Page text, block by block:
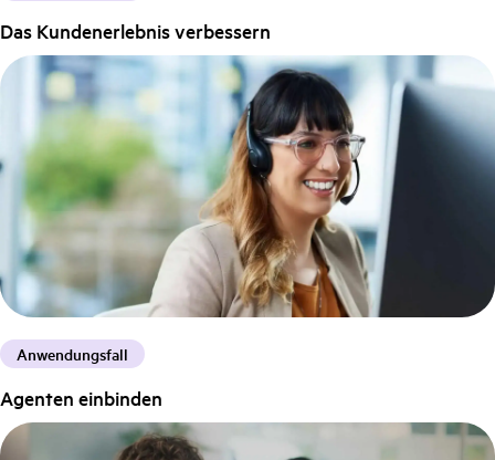
Das Kundenerlebnis verbessern
Anwendungsfall
Agenten einbinden